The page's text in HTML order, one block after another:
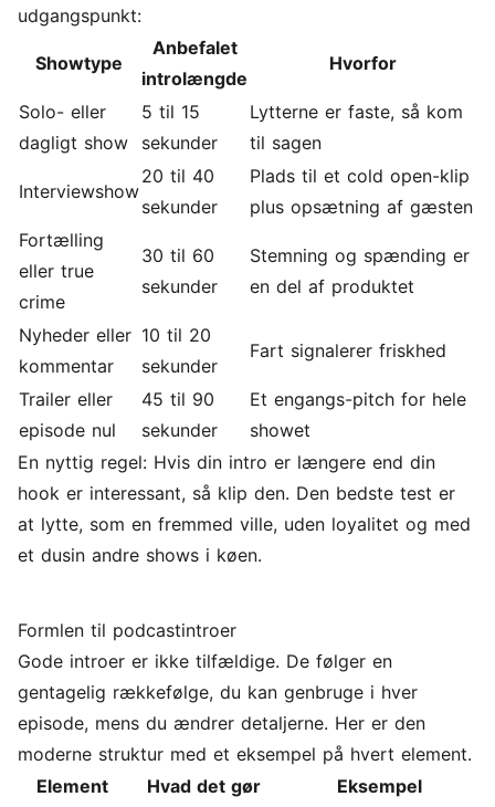
udgangspunkt:
Showtype
Anbefalet
introlængde
Hvorfor
Solo- eller
dagligt show
5 til 15
sekunder
Lytterne er faste, så kom
til sagen
Interviewshow
20 til 40
sekunder
Plads til et cold open-klip
plus opsætning af gæsten
Fortælling
eller true
crime
30 til 60
sekunder
Stemning og spænding er
en del af produktet
Nyheder eller
kommentar
10 til 20
sekunder
Fart signalerer friskhed
Trailer eller
episode nul
45 til 90
sekunder
Et engangs-pitch for hele
showet
En nyttig regel: Hvis din intro er længere end din
hook er interessant, så klip den. Den bedste test er
at lytte, som en fremmed ville, uden loyalitet og med
et dusin andre shows i køen.
Formlen til podcastintroer
Gode introer er ikke tilfældige. De følger en
gentagelig rækkefølge, du kan genbruge i hver
episode, mens du ændrer detaljerne. Her er den
moderne struktur med et eksempel på hvert element.
Element
Hvad det gør Eksempel